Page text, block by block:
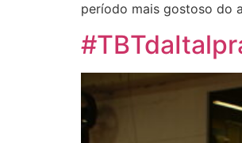
período mais gostoso do